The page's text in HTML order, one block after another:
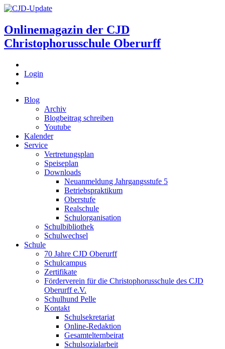
Onlinemagazin der CJD
Christophorusschule Oberurff
Login
Blog
Archiv
Blogbeitrag schreiben
Youtube
Kalender
Service
Vertretungsplan
Speiseplan
Downloads
Neuanmeldung Jahrgangsstufe 5
Betriebspraktikum
Oberstufe
Realschule
Schulorganisation
Schulbibliothek
Schulwechsel
Schule
70 Jahre CJD Oberurff
Schulcampus
Zertifikate
Förderverein für die Christophorusschule des CJD
Oberurff e.V.
Schulhund Pelle
Kontakt
Schulsekretariat
Online-Redaktion
Gesamtelternbeirat
Schulsozialarbeit